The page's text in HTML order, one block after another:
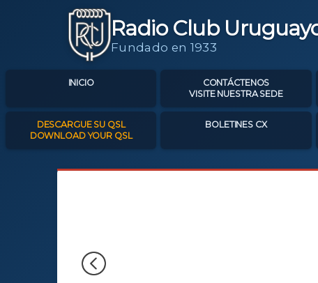
Radio Club
Fundado en 1933
INICIO
CONTÁCTENOS
VISITE NUESTRA SEDE
DESCARGUE SU QSL
DOWNLOAD YOUR QSL
BOLETINES CX